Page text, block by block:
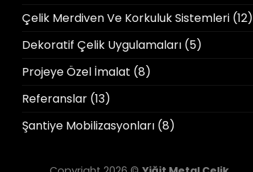
Çelik Merdiven Ve Korkuluk Sistemleri(12)
Dekoratif Çelik Uygulamaları(5)
Projeye Özel İmalat (8)
Referanslar(13)
Şantiye Mobilizasyonları(8)